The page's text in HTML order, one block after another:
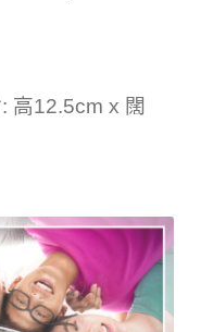
高12.5cm x 闊